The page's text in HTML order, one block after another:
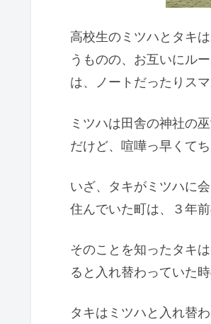
高校生のミツハとタキ
うものの、お互いにル
は、ノートだったりス
ミツハは田舎の神社の
だけど、喧嘩っ早くて
いざ、タキがミツハに
住んでいた町は、３年
そのことを知ったタキ
ると入れ替わっていた
タキはミツハと入れ替